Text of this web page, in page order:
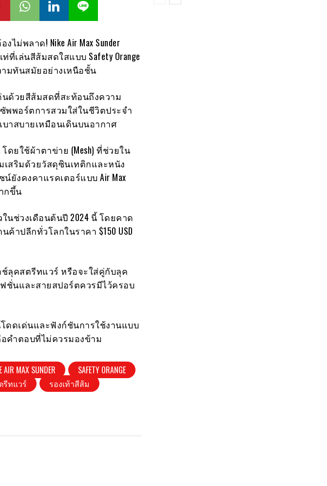
ม่พลาด! Nike Air Max Sunder
ที่เล่นสีส้มสดใสแบบ Safety Orange
มทันสมัยอย่างเหนือชั้น
นด้วยสีส้มสดที่สะท้อนถึงความ
พพอร์ตการสวมใส่ในชีวิตประจำ
บาสบายเหมือนเดินบนอากาศ
ดยใช้ผ้าตาข่าย (Mesh) ที่ช่วยใน
เสริมด้วยวัสดุซินเทติกและหนัง
ยังคงคาแรคเตอร์แบบ Air Max
กขึ้น
ตัวในช่วงเดือนต้นปี 2024 นี้ โดยคาด
ค้าปลีกทั่วโลกในราคา $150 USD
ลุคสตรีทแวร์ หรือจะใส่คู่กับลุค
ชั่นและสายสปอร์ตควรมีไว้ครอบ
ดดเด่นและฟังก์ชันการใช้งานแบบ
คือคำตอบที่ไม่ควรมองข้าม
AIR MAX SUNDER
SAFETY ORANGE
รีทแวร์
รองเท้าสีส้ม